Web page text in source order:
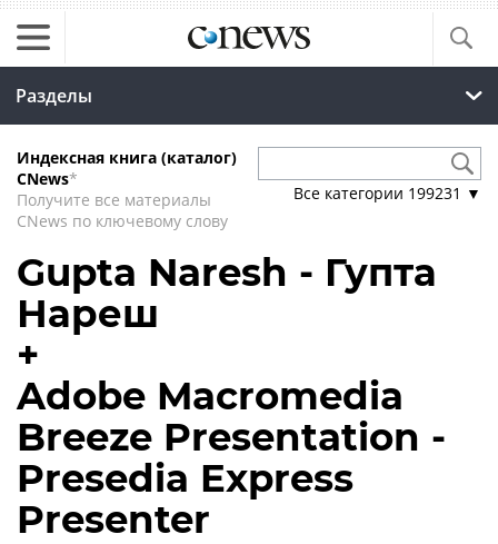
Разделы
Индексная книга (каталог)
CNews*
Получите все материалы
CNews по ключевому слову
Все категории 199231 ▼
Gupta Naresh - Гупта
Нареш
+
Adobe Macromedia
Breeze Presentation -
Presedia Express
Presenter